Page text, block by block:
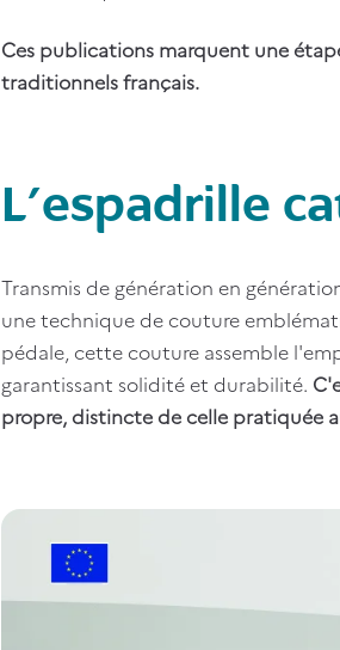
Ces publications marquent une
traditionnels français.
L’espadrille
Transmis de génération en
une technique de couture
pédale, cette couture assemble
garantissant solidité et durabilité.
propre, distincte de celle pratiquée